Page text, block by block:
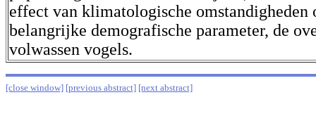
effect van klimatologische omstandigheden
belangrijke demografische parameter, de
volwassen vogels.
[close window] [previous abstract] [next abstract]